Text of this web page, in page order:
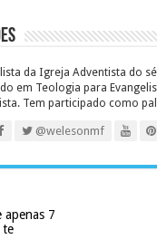
da Igreja Adventista do
em Teologia para
Tem participado como
@welesonmf
apenas 7
te